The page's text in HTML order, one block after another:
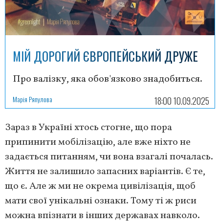
МІЙ ДОРОГИЙ ЄВРОПЕЙСЬКИЙ ДРУЖЕ
Про валізку, яка обов'язково знадобиться.
Марія Ряпулова 18:00 10.09.2025
Зараз в Україні хтось стогне, що пора
припинити мобілізацію, але вже ніхто не
задається питанням, чи вона взагалі почалась.
Життя не залишило запасних варіантів. Є те,
що є. Але ж ми не окрема цивілізація, щоб
мати свої унікальні ознаки. Тому ті ж риси
можна впізнати в інших державах навколо.